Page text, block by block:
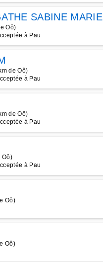
SABINE MARIE
Oô)
à Pau
de Oô)
à Pau
de Oô)
à Pau
Oô)
à Pau
Oô)
Oô)